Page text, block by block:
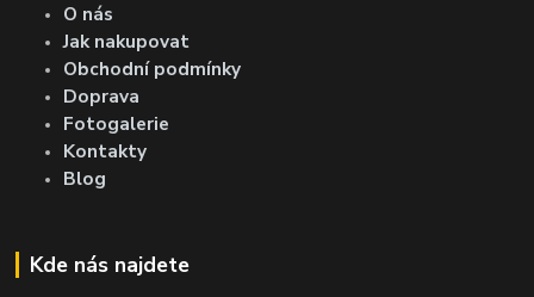
O nás
Jak nakupovat
Obchodní podmínky
Doprava
Fotogalerie
Kontakty
Blog
Kde nás najdete